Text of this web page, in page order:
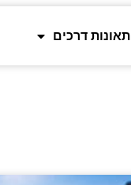
תאונות דרכים